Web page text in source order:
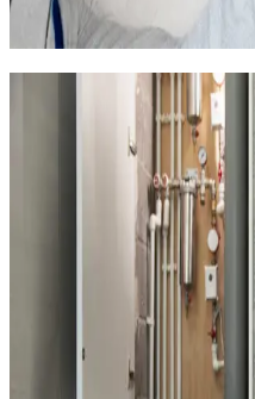
Installation et mise en service
remplacements standard.
Traitement anti-
Massane
Le quartier des Hauts de
Montpellier. La pression
est un avantage pour le
calcaire comme dans le reste
Le calcaire s'accumule dans
les chauffe-eau. Après 10
débit et endommager les
Nous proposons aux Hauts de